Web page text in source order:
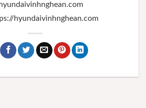
hyundaivinhnghean.com